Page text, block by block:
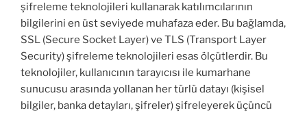
şifreleme teknolojileri kullanarak katılımcılarının
bilgilerini en üst seviyede muhafaza eder. Bu bağlamda,
SSL (Secure Socket Layer) ve TLS (Transport Layer
Security) şifreleme teknolojileri esas ölçütlerdir. Bu
teknolojiler, kullanıcının tarayıcısı ile kumarhane
sunucusu arasında yollanan her türlü datayı (kişisel
bilgiler, banka detayları, şifreler) şifreleyerek üçüncü